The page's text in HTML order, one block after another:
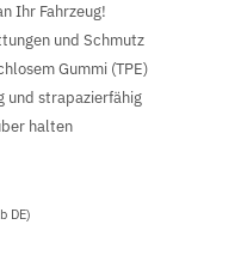
Ihr Fahrzeug!
und Schmutz
Gummi (TPE)
und strapazierfähig
halten
DE)